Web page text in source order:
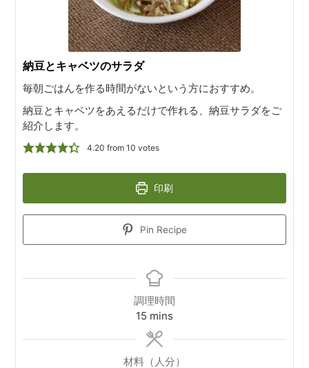
納豆とキャベツのサラダ
毎朝ごはんを作る時間がないという方におすすめ。
納豆とキャベツをあえるだけで作れる、納豆サラダをご
紹介します。
4.20 from 10 votes
印刷
Pin Recipe
調理時間
15 minutes
mins
材料（人分）